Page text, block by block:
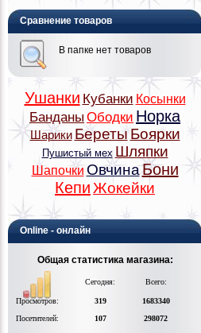
Сравнение товаров
В папке нет товаров
Ушанки Кубанки Косынки
Банданы Ободки Норка
Шарики Береты Боярки
Пушистый мех Шляпки
Шапочки ОвчинаБони
Кепи Жокейки
Online - онлайн
Общая статистика магазина:
Сегодня: Всего:
Просмотров: 319
1683340
Посетителей:
107 298072